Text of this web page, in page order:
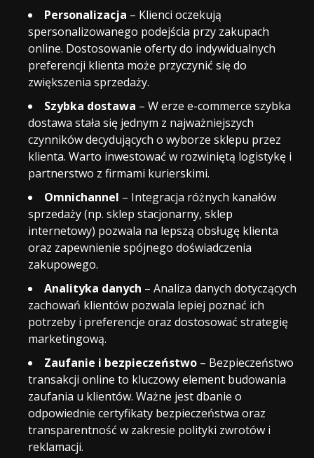
Personalizacja – Klienci oczekują
spersonalizowanego podejścia przy zakupach
online. Dostosowanie oferty do indywidualnych
preferencji klienta może przyczynić się do
zwiększenia sprzedaży.
Szybka dostawa – W erze e-commerce szybka
dostawa stała się jednym z najważniejszych
czynników decydujących o wyborze sklepu przez
klienta. Warto inwestować w rozwiniętą logistykę i
partnerstwo z firmami kurierskimi.
Omnichannel – Integracja różnych kanałów
sprzedaży (np. sklep stacjonarny, sklep
internetowy) pozwala na lepszą obsługę klienta
oraz zapewnienie spójnego doświadczenia
zakupowego.
Analityka danych – Analiza danych dotyczących
zachowań klientów pozwala lepiej poznać ich
potrzeby i preferencje oraz dostosować strategię
marketingową.
Zaufanie i bezpieczeństwo – Bezpieczeństwo
transakcji online to kluczowy element budowania
zaufania u klientów. Ważne jest dbanie o
odpowiednie certyfikaty bezpieczeństwa oraz
transparentność w zakresie polityki zwrotów i
reklamacji.